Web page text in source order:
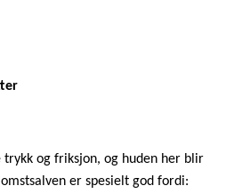
trykk og friksjon, og huden her blir
er spesielt god fordi: